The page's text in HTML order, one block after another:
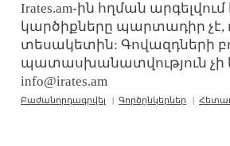
Irates.am-ին հղման
կարծիքները պարտադիր չէ,
տեսակետին: Գովազդների
պատասխանատվություն չի
info@irates.am
Բաժանորդագրվել | Գործընկերներ |